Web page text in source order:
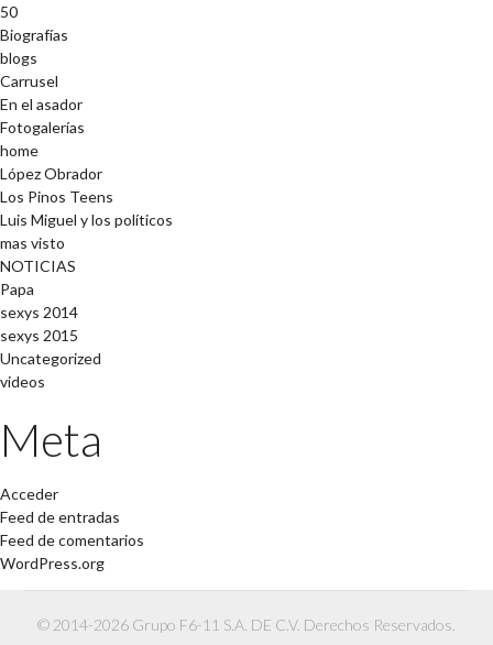
50
Biografías
blogs
Carrusel
En el asador
Fotogalerías
home
López Obrador
Los Pinos Teens
Luis Miguel y los políticos
mas visto
NOTICIAS
Papa
sexys 2014
sexys 2015
Uncategorized
videos
Meta
Acceder
Feed de entradas
Feed de comentarios
WordPress.org
© 2014-2026 Grupo F6-11 S.A. DE C.V. Derechos Reservados.